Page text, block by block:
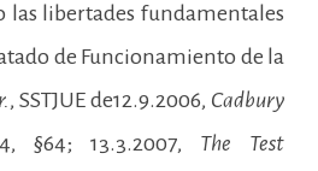
las libertades fundamentales
de Funcionamiento de la
, SSTJUE de12.9.2006, Cadbury
§64; 13.3.2007, The Test